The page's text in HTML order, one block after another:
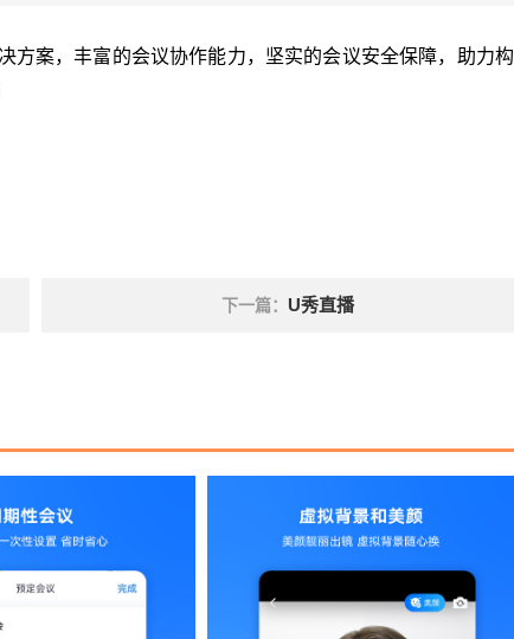
方案，丰富的会议协作能力，坚实的会议安全保障，助力
下一篇： U秀直播